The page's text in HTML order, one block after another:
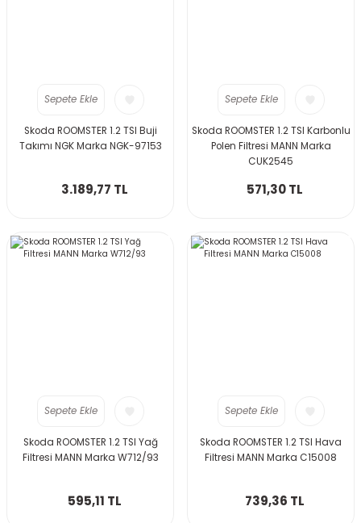
Sepete Ekle
Skoda ROOMSTER 1.2 TSI Buji
Takımı NGK Marka NGK-97153
3.189,77 TL
Sepete Ekle
Skoda ROOMSTER 1.2 TSI Karbonlu
Polen Filtresi MANN Marka
CUK2545
571,30 TL
Sepete Ekle
Skoda ROOMSTER 1.2 TSI Yağ
Filtresi MANN Marka W712/93
595,11 TL
Sepete Ekle
Skoda ROOMSTER 1.2 TSI Hava
Filtresi MANN Marka C15008
739,36 TL